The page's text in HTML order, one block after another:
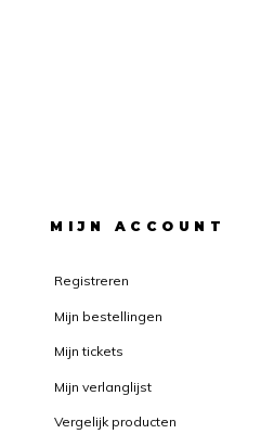
MIJN ACCOUNT
Registreren
Mijn bestellingen
Mijn tickets
Mijn verlanglijst
Vergelijk producten